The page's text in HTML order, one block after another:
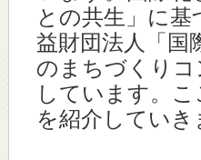
との共生」に
益財団法人「国
のまちづくり
しています。
を紹介していき